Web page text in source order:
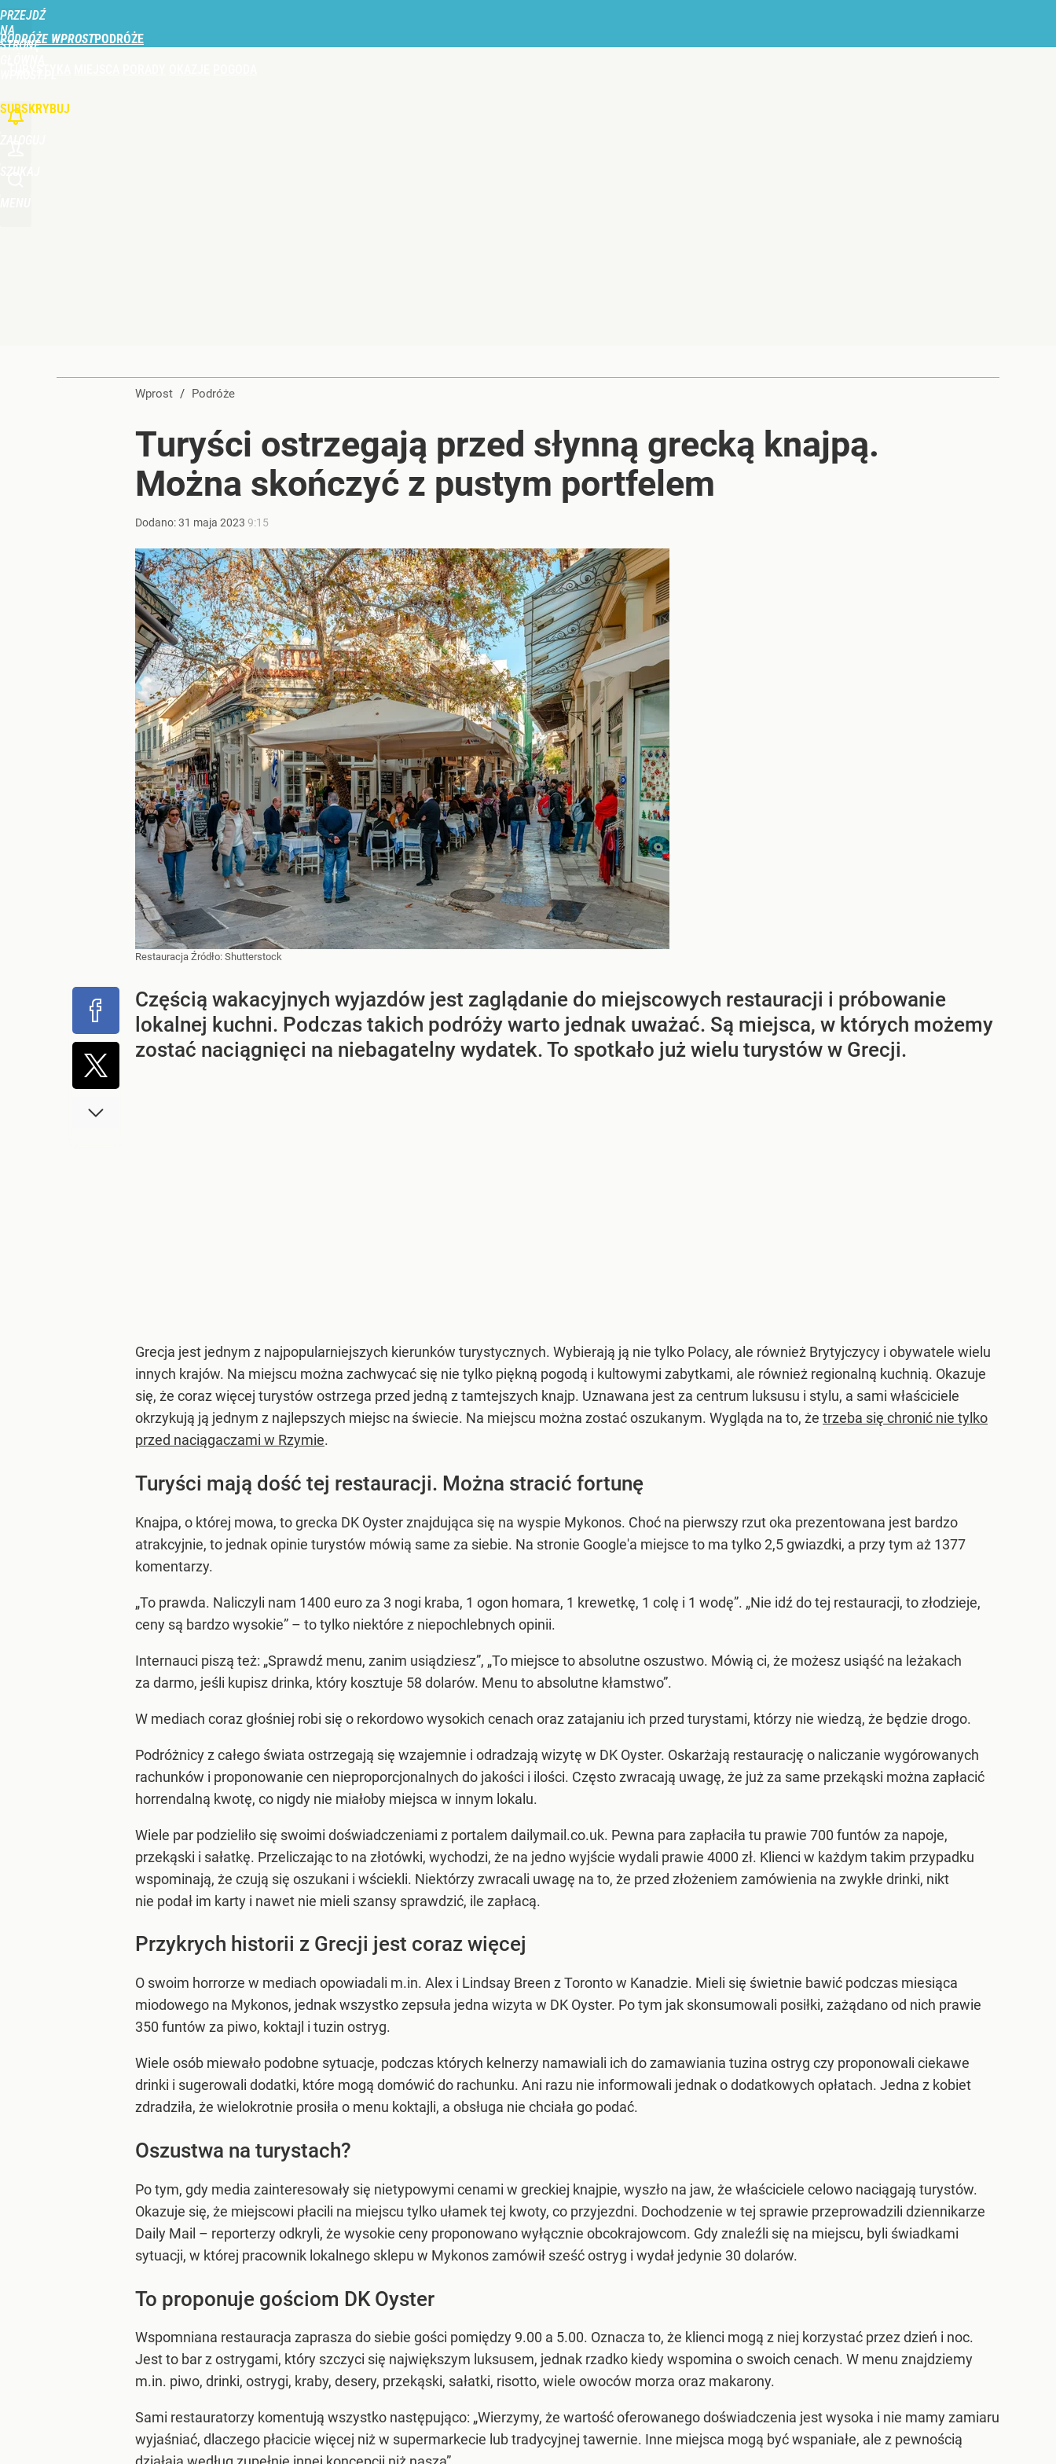
PRZEJDŹ
NA
STRONĘ
PODRÓŻE WPROST
SUBSKRYBUJ
Wprost / Podróże
Turyści ostrzegają przed słynną grecką knajpą.
Można skończyć z pustym portfelem
Dodano:31 maja 2023 9:15
Restauracja Źródło: Shutterstock
Częścią wakacyjnych wyjazdów jest zaglądanie do miejscowych restauracji i próbowanie
lokalnej kuchni. Podczas takich podróży warto jednak uważać. Są miejsca, w których możemy
zostać naciągnięci na niebagatelny wydatek. To spotkało już wielu turystów w Grecji.
Grecja jest jednym z najpopularniejszych kierunków turystycznych. Wybierają ją nie tylko Polacy, ale również Brytyjczycy i obywatele wielu
innych krajów. Na miejscu można zachwycać się nie tylko piękną pogodą i kultowymi zabytkami, ale również regionalną kuchnią. Okazuje
się, że coraz więcej turystów ostrzega przed jedną z tamtejszych knajp. Uznawana jest za centrum luksusu i stylu, a sami właściciele
okrzykują ją jednym z najlepszych miejsc na świecie. Na miejscu można zostać oszukanym. Wygląda na to, że trzeba się chronić nie tylko
przed naciągaczami w Rzymie.
Turyści mają dość tej restauracji. Można stracić fortunę
Knajpa, o której mowa, to grecka DK Oyster znajdująca się na wyspie Mykonos. Choć na pierwszy rzut oka prezentowana jest bardzo
atrakcyjnie, to jednak opinie turystów mówią same za siebie. Na stronie Google'a miejsce to ma tylko 2,5 gwiazdki, a przy tym aż 1377
komentarzy.
„To prawda. Naliczyli nam 1400 euro za 3 nogi kraba, 1 ogon homara, 1 krewetkę, 1 colę i 1 wodę”. „Nie idź do tej restauracji, to złodzieje,
ceny są bardzo wysokie” – to tylko niektóre z niepochlebnych opinii.
Internauci piszą też: „Sprawdź menu, zanim usiądziesz”, „To miejsce to absolutne oszustwo. Mówią ci, że możesz usiąść na leżakach
za darmo, jeśli kupisz drinka, który kosztuje 58 dolarów. Menu to absolutne kłamstwo”.
W mediach coraz głośniej robi się o rekordowo wysokich cenach oraz zatajaniu ich przed turystami, którzy nie wiedzą, że będzie drogo.
Podróżnicy z całego świata ostrzegają się wzajemnie i odradzają wizytę w DK Oyster. Oskarżają restaurację o naliczanie wygórowanych
rachunków i proponowanie cen nieproporcjonalnych do jakości i ilości. Często zwracają uwagę, że już za same przekąski można zapłacić
horrendalną kwotę, co nigdy nie miałoby miejsca w innym lokalu.
Wiele par podzieliło się swoimi doświadczeniami z portalem dailymail.co.uk. Pewna para zapłaciła tu prawie 700 funtów za napoje,
przekąski i sałatkę. Przeliczając to na złotówki, wychodzi, że na jedno wyjście wydali prawie 4000 zł. Klienci w każdym takim przypadku
wspominają, że czują się oszukani i wściekli. Niektórzy zwracali uwagę na to, że przed złożeniem zamówienia na zwykłe drinki, nikt
nie podał im karty i nawet nie mieli szansy sprawdzić, ile zapłacą.
Przykrych historii z Grecji jest coraz więcej
O swoim horrorze w mediach opowiadali m.in. Alex i Lindsay Breen z Toronto w Kanadzie. Mieli się świetnie bawić podczas miesiąca
miodowego na Mykonos, jednak wszystko zepsuła jedna wizyta w DK Oyster. Po tym jak skonsumowali posiłki, zażądano od nich prawie
350 funtów za piwo, koktajl i tuzin ostryg.
Wiele osób miewało podobne sytuacje, podczas których kelnerzy namawiali ich do zamawiania tuzina ostryg czy proponowali ciekawe
drinki i sugerowali dodatki, które mogą domówić do rachunku. Ani razu nie informowali jednak o dodatkowych opłatach. Jedna z kobiet
zdradziła, że wielokrotnie prosiła o menu koktajli, a obsługa nie chciała go podać.
Oszustwa na turystach?
Po tym, gdy media zainteresowały się nietypowymi cenami w greckiej knajpie, wyszło na jaw, że właściciele celowo naciągają turystów.
Okazuje się, że miejscowi płacili na miejscu tylko ułamek tej kwoty, co przyjezdni. Dochodzenie w tej sprawie przeprowadzili dziennikarze
Daily Mail – reporterzy odkryli, że wysokie ceny proponowano wyłącznie obcokrajowcom. Gdy znaleźli się na miejscu, byli świadkami
sytuacji, w której pracownik lokalnego sklepu w Mykonos zamówił sześć ostryg i wydał jedynie 30 dolarów.
To proponuje gościom DK Oyster
Wspomniana restauracja zaprasza do siebie gości pomiędzy 9.00 a 5.00. Oznacza to, że klienci mogą z niej korzystać przez dzień i noc.
Jest to bar z ostrygami, który szczyci się największym luksusem, jednak rzadko kiedy wspomina o swoich cenach. W menu znajdziemy
m.in. piwo, drinki, ostrygi, kraby, desery, przekąski, sałatki, risotto, wiele owoców morza oraz makarony.
Sami restauratorzy komentują wszystko następująco: „Wierzymy, że wartość oferowanego doświadczenia jest wysoka i nie mamy zamiaru
wyjaśniać, dlaczego płacicie więcej niż w supermarkecie lub tradycyjnej tawernie. Inne miejsca mogą być wspaniałe, ale z pewnością